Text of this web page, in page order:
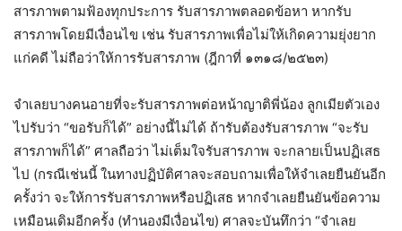
สารภาพตามฟ้องทุกประการ รับสารภาพตลอดข้อหา หากรับ
สารภาพโดยมีเงื่อนไข เช่น รับสารภาพเพื่อไม่ให้เกิดความยุ่งยาก
แก่คดี ไม่ถือว่าให้การรับสารภาพ (ฎีกาที่ ๑๓๑๘/๒๕๒๓)
จำเลยบางคนอายที่จะรับสารภาพต่อหน้าญาติพี่น้อง ลูกเมียตัวเอง
ไปรับว่า “ขอรับก็ได้” อย่างนี้ไม่ได้ ถ้ารับต้องรับสารภาพ “จะรับ
สารภาพก็ได้” ศาลถือว่า ไม่เต็มใจรับสารภาพ จะกลายเป็นปฏิเสธ
ไป (กรณีเช่นนี้ ในทางปฏิบัติศาลจะสอบถามเพื่อให้จำเลยยืนยันอีก
ครั้งว่า จะให้การรับสารภาพหรือปฏิเสธ หากจำเลยยืนยันข้อความ
เหมือนเดิมอีกครั้ง (ทำนองมีเงื่อนไข) ศาลจะบันทึกว่า “จำเลย